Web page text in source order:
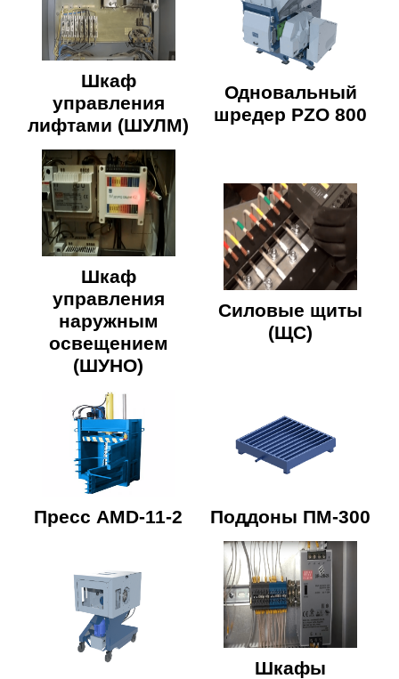
Шкаф
управления
лифтами (ШУЛМ)
Одновальный
шредер PZO 800
Шкаф
управления
наружным
освещением
(ШУНО)
Силовые щиты
(ЩС)
Пресс AMD-11-2 Поддоны ПМ-300
Шкафы